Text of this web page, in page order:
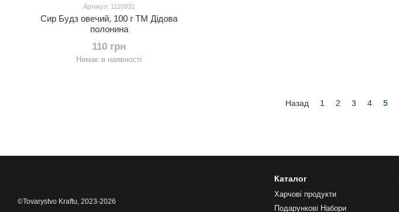
Артикул: 1120931
Сир Будз овечий, 100 г ТМ Дідова
полонина
110 грн
Немає в наявності
Назад 1 2 3 4 5
©Tovarystvo Kraftu, 2023-2026
Каталог
Харчові продукти
Подарункові Набори